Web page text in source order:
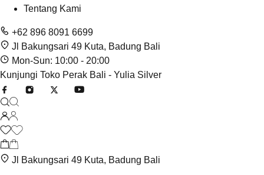
Tentang Kami
+62 896 8091 6699
Jl Bakungsari 49 Kuta, Badung Bali
Mon-Sun: 10:00 - 20:00
Kunjungi Toko Perak Bali - Yulia Silver
Jl Bakungsari 49 Kuta, Badung Bali